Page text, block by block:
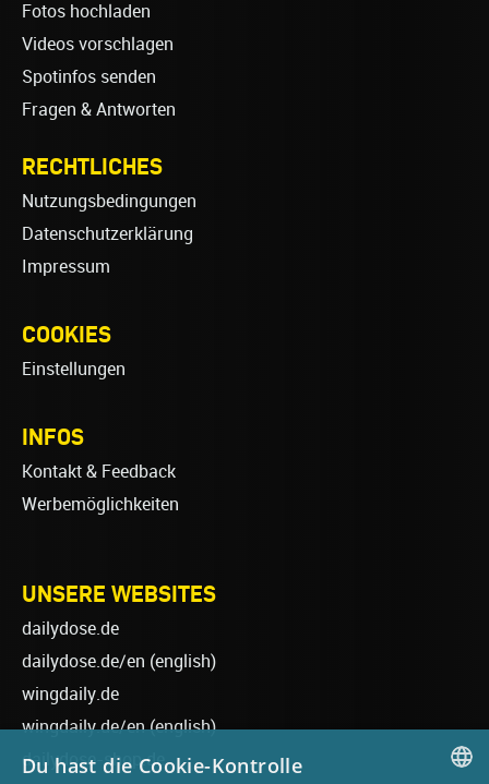
Fotos hochladen
Videos vorschlagen
Spotinfos senden
Fragen & Antworten
RECHTLICHES
Nutzungsbedingungen
Datenschutzerklärung
Impressum
COOKIES
Einstellungen
INFOS
Kontakt & Feedback
Werbemöglichkeiten
UNSERE WEBSITES
dailydose.de
dailydose.de/en (english)
wingdaily.de
wingdaily.de/en(english)
dailydose-shop.de
Du hast die Cookie-Kontrolle